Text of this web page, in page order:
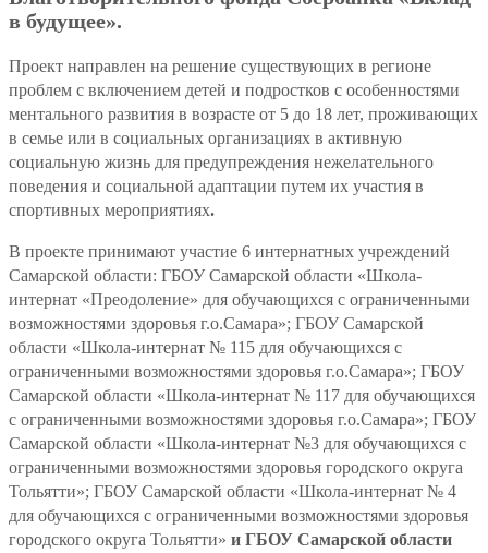
в будущее».
Проект направлен на решение существующих в регионе
проблем с включением детей и подростков с особенностями
ментального развития в возрасте от 5 до 18 лет, проживающих
в семье или в социальных организациях в активную
социальную жизнь для предупреждения нежелательного
поведения и социальной адаптации путем их участия в
спортивных мероприятиях.
В проекте принимают участие 6 интернатных учреждений
Самарской области: ГБОУ Самарской области «Школа-
интернат «Преодоление» для обучающихся с ограниченными
возможностями здоровья г.о.Самара»; ГБОУ Самарской
области «Школа-интернат № 115 для обучающихся с
ограниченными возможностями здоровья г.о.Самара»; ГБОУ
Самарской области «Школа-интернат № 117 для обучающихся
с ограниченными возможностями здоровья г.о.Самара»; ГБОУ
Самарской области «Школа-интернат №3 для обучающихся с
ограниченными возможностями здоровья городского округа
Тольятти»; ГБОУ Самарской области «Школа-интернат № 4
для обучающихся с ограниченными возможностями здоровья
городского округа Тольятти» и ГБОУ Самарской области